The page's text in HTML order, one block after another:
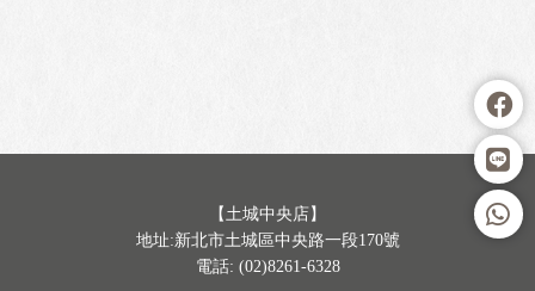
【土城中央店】
地址:新北市土城區中央路一段170號
電話: (02)8261-6328